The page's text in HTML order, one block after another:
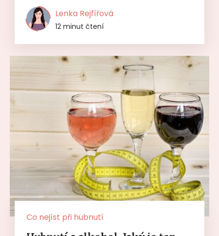
Lenka Rejfířová
12 minut čtení
Co nejíst při hubnutí